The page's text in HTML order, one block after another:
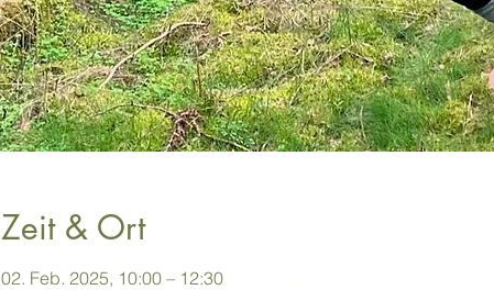
Zeit & Ort
02. Feb. 2025, 10:00 – 12:30